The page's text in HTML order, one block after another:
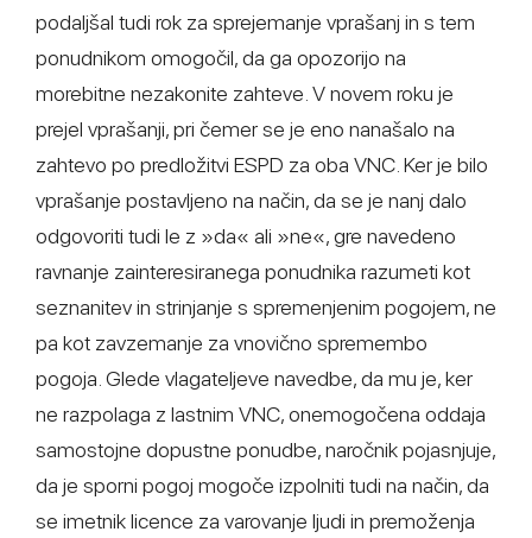
podaljšal tudi rok za sprejemanje vprašanj in s tem
ponudnikom omogočil, da ga opozorijo na
morebitne nezakonite zahteve. V novem roku je
prejel vprašanji, pri čemer se je eno nanašalo na
zahtevo po predložitvi ESPD za oba VNC. Ker je bilo
vprašanje postavljeno na način, da se je nanj dalo
odgovoriti tudi le z »da« ali »ne«, gre navedeno
ravnanje zainteresiranega ponudnika razumeti kot
seznanitev in strinjanje s spremenjenim pogojem, ne
pa kot zavzemanje za vnovično spremembo
pogoja. Glede vlagateljeve navedbe, da mu je, ker
ne razpolaga z lastnim VNC, onemogočena oddaja
samostojne dopustne ponudbe, naročnik pojasnjuje,
da je sporni pogoj mogoče izpolniti tudi na način, da
se imetnik licence za varovanje ljudi in premoženja